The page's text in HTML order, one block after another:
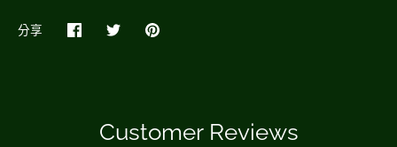
分享
在
SharePin
Customer Reviews